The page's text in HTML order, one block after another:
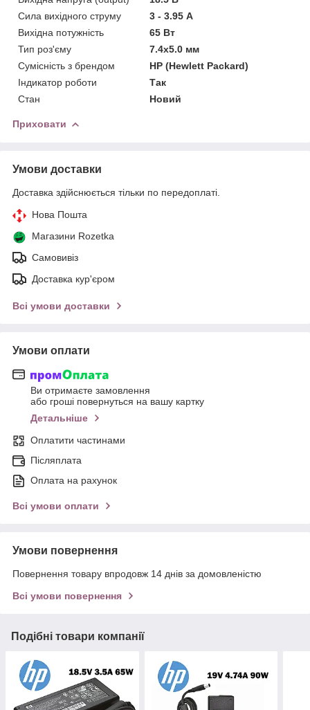
Сила вихідного струму
3 - 3.95 А
Вихідна потужність
65 Вт
Тип роз'єму
7.4x5.0 мм
Сумісність з брендом
HP (Hewlett Packard)
Індикатор роботи
Так
Стан
Новий
Приховати
Умови доставки
Доставка здійснюється тільки по передоплаті.
Нова Пошта
Магазини Rozetka
Самовивіз
Доставка кур'єром
Всі умови доставки
Умови оплати
Ви отримаєте замовлення
або гроші повернуться на вашу картку
Детальніше
Оплатити частинами
Післяплата
Оплата на рахунок
Всі умови оплати
Умови повернення
Повернення товару впродовж 14 днів за домовленістю
Всі умови повернення
Подібні товари компанії